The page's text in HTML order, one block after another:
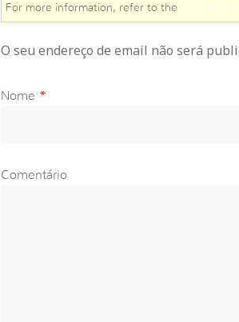
For more information, refer to the
online
O seu endereço de email não será
Nome *
Comentário